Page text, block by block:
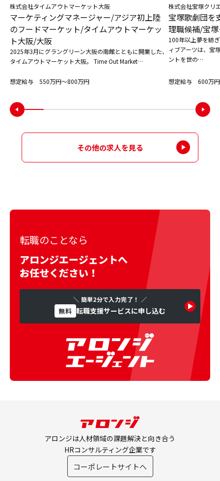
株式会社タイムアウトマーケット大阪
マーケティングマネージャー/アジア初上陸
のフードマーケット/タイムアウトマーケッ
ト大阪/大阪
2025年3月にグラングリーン大阪の南館とともに開業した、
タイムアウトマーケット大阪。 Time Out Market…
想定給与 550万円〜800万円
株式会社宝塚クリ
宝塚歌劇団を
理職候補/宝
100年以上夢を紡
ィブアーツは、宝
ントを世の…
想定給与 600万
その他の求人を見る
転職のことなら
アロンジエージェントへ
お任せください！
＼ 簡単2分で入力完了！ ／
無料 転職支援サービスに申し込む
アロンジは人材領域の課題解決と向き合う
HRコンサルティング企業です
コーポレートサイトへ